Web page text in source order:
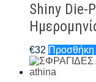
Shiny Die-
€32 Προσθήκη